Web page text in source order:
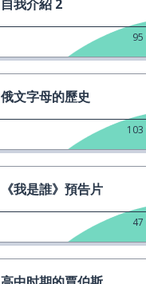
自我介紹 2
95
俄文字母的歷史
103
《我是誰》預告片
47